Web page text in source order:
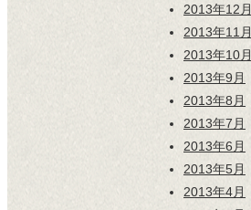
2013年12月
2013年11月
2013年10月
2013年9月
2013年8月
2013年7月
2013年6月
2013年5月
2013年4月